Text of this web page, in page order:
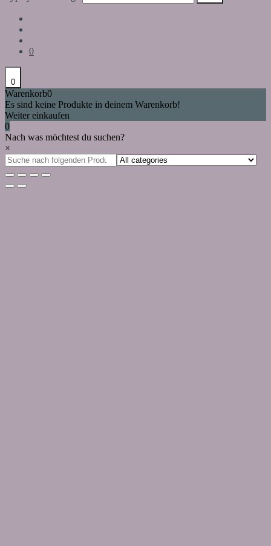
0
0
Warenkorb0
Es sind keine Produkte in deinem Warenkorb!
Weiter einkaufen
0
Nach was möchtest du suchen?
×